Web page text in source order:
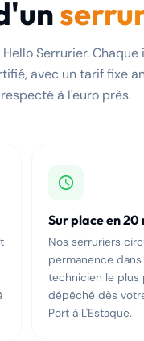
Serrurier.
avec un tarif fixe
à l'euro près.
Sur place en 20
Nos serruriers
permanence dans
technicien le plus
dépêché dès
Port à L'Estaque.